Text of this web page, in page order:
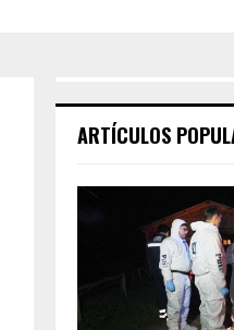
ARTÍCULOS